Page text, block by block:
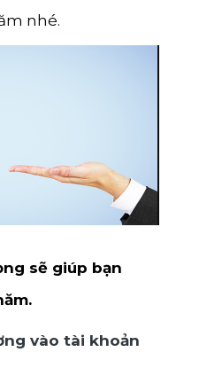
nhé.
sẽ giúp bạn
vào tài khoản